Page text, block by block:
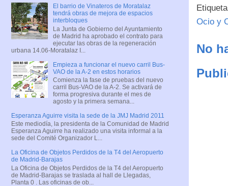
Ocio y
No
El barrio de Vinateros de Moratalaz
tendrá obras de mejora de espacios
interbloques
La Junta de Gobierno del Ayuntamiento
de Madrid ha aprobado el contrato para
ejecutar las obras de la regeneración
urbana 14.06-Moratalaz I...
Empieza a funcionar el nuevo carril Bus-
VAO de la A-2 en estos horarios
Comienza la fase de pruebas del nuevo
carril Bus-VAO de la A-2. Se activará de
forma progresiva durante el mes de
agosto y la primera semana...
Esperanza Aguirre visita la sede de la JMJ Madrid 2011
Este mediodía, la presidenta de la Comunidad de Madrid
Esperanza Aguirre ha realizado una visita informal a la
sede del Comité Organizador L...
La Oficina de Objetos Perdidos de la T4 del Aeropuerto
de Madrid-Barajas
La Oficina de Objetos Perdidos de la T4 del Aeropuerto
de Madrid-Barajas se traslada al hall de Llegadas,
Planta 0 . Las oficinas de ob...